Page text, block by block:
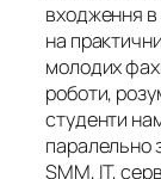
входження в
на
молодих
роботи,
студенти
паралельно
SMM, ІТ,